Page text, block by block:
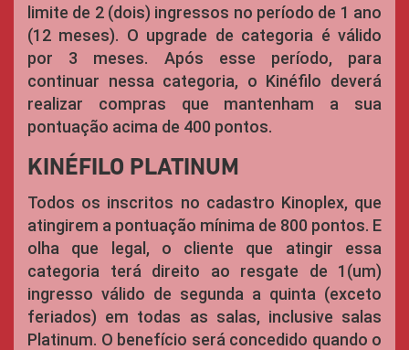
limite de 2 (dois) ingressos no período de 1 ano
(12 meses). O upgrade de categoria é válido
por 3 meses. Após esse período, para
continuar nessa categoria, o Kinéfilo deverá
realizar compras que mantenham a sua
pontuação acima de 400 pontos.
KINÉFILO PLATINUM
Todos os inscritos no cadastro Kinoplex, que
atingirem a pontuação mínima de 800 pontos. E
olha que legal, o cliente que atingir essa
categoria terá direito ao resgate de 1(um)
ingresso válido de segunda a quinta (exceto
feriados) em todas as salas, inclusive salas
Platinum. O benefício será concedido quando o